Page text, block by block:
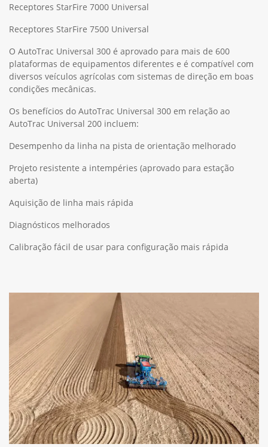
Receptores StarFire 7000 Universal
Receptores StarFire 7500 Universal
O AutoTrac Universal 300 é aprovado para mais de 600
plataformas de equipamentos diferentes e é compatível com
diversos veículos agrícolas com sistemas de direção em boas
condições mecânicas.
Os benefícios do AutoTrac Universal 300 em relação ao
AutoTrac Universal 200 incluem:
Desempenho da linha na pista de orientação melhorado
Projeto resistente a intempéries (aprovado para estação
aberta)
Aquisição de linha mais rápida
Diagnósticos melhorados
Calibração fácil de usar para configuração mais rápida